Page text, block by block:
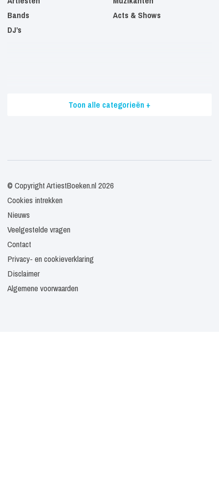
Bands
DJ’s
Acts & Shows
Toon alle categorieën +
© Copyright ArtiestBoeken.nl 2026
Cookies intrekken
Nieuws
Veelgestelde vragen
Contact
Privacy- en cookieverklaring
Disclaimer
Algemene voorwaarden